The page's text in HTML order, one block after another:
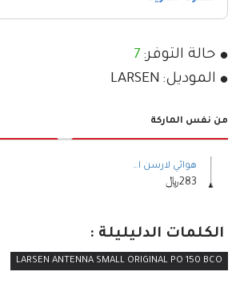
حالة التوفر: 7
الموديل: LARSEN
من نفس الماركة
هوائي لارسن امريكي اصلي سن عريض LARSEN ANTENNA BIG ORIGINAL NMO150 BCO
283﷼
الكلمات الدليليلة :
LARSEN ANTENNA SMALL ORIGINAL PO 150 BCO